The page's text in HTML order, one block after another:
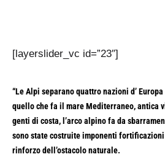
[layerslider_vc id=”23″]
“Le Alpi separano quattro nazioni d’
quello che fa il mare Mediterraneo, antica
genti di costa, l’arco alpino fa da
sono state costruite imponenti
rinforzo dell’ostacolo naturale.